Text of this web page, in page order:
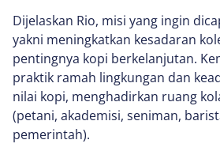
Dijelaskan Rio, misi yang ingin
yakni meningkatkan kesadaran
pentingnya kopi berkelanjutan.
praktik ramah lingkungan dan
nilai kopi, menghadirkan ruang
(petani, akademisi, seniman,
pemerintah).